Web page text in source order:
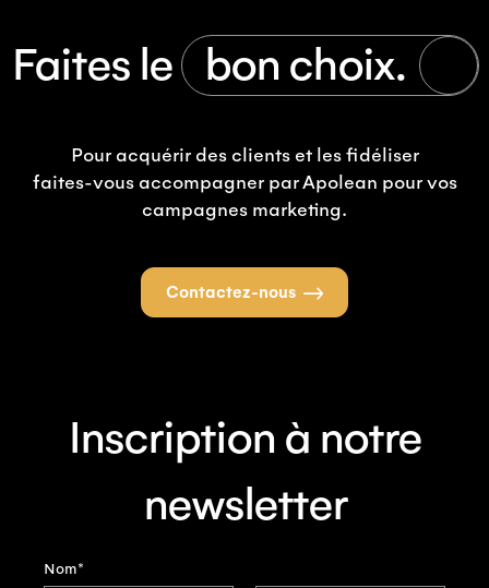
Faites le bon choix.
Pour acquérir des clients et les fidéliser
faites-vous accompagner par Apolean pour vos
campagnes marketing.
Contactez-nous
Inscription à notre
newsletter
Nom*